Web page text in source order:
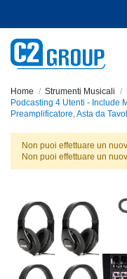
Home Strumenti Musicali
Podcasting 4 Utenti - Include
Preamplificatore, Asta da
Non puoi effettuare un
Non puoi effettuare un